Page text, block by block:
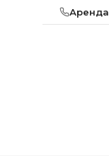
Аренда